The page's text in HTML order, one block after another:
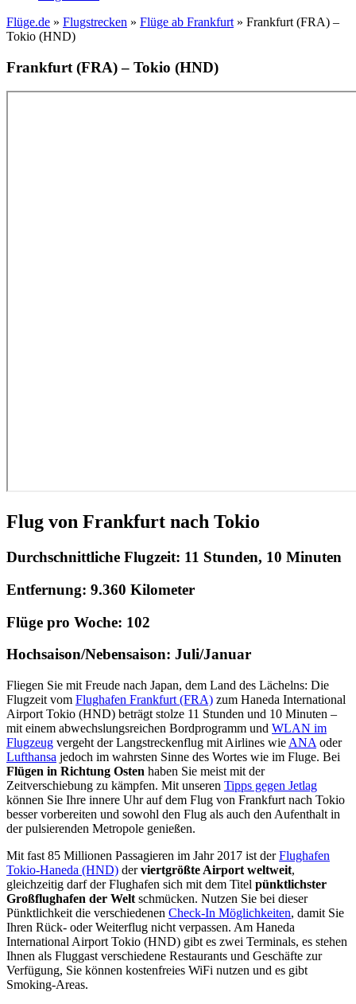
Flüge.de » Flugstrecken » Flüge ab Frankfurt » Frankfurt (FRA) –
Tokio (HND)
Frankfurt (FRA) – Tokio (HND)
Flug von Frankfurt nach Tokio
Durchschnittliche Flugzeit: 11 Stunden, 10 Minuten
Entfernung: 9.360 Kilometer
Flüge pro Woche: 102
Hochsaison/Nebensaison: Juli/Januar
Fliegen Sie mit Freude nach Japan, dem Land des Lächelns: Die
Flugzeit vom Flughafen Frankfurt (FRA) zum Haneda International
Airport Tokio (HND) beträgt stolze 11 Stunden und 10 Minuten –
mit einem abwechslungsreichen Bordprogramm und WLAN im
Flugzeug vergeht der Langstreckenflug mit Airlines wie ANA oder
Lufthansa jedoch im wahrsten Sinne des Wortes wie im Fluge. Bei
Flügen in Richtung Osten haben Sie meist mit der
Zeitverschiebung zu kämpfen. Mit unseren Tipps gegen Jetlag
können Sie Ihre innere Uhr auf dem Flug von Frankfurt nach Tokio
besser vorbereiten und sowohl den Flug als auch den Aufenthalt in
der pulsierenden Metropole genießen.
Mit fast 85 Millionen Passagieren im Jahr 2017 ist derFlughafen
Tokio-Haneda (HND) derviertgrößte Airport weltweit,
gleichzeitig darf der Flughafen sich mit dem Titel pünktlichster
Großflughafen der Welt schmücken. Nutzen Sie bei dieser
Pünktlichkeit die verschiedenen Check-In Möglichkeiten, damit Sie
Ihren Rück- oder Weiterflug nicht verpassen. Am Haneda
International Airport Tokio (HND) gibt es zwei Terminals, es stehen
Ihnen als Fluggast verschiedene Restaurants und Geschäfte zur
Verfügung, Sie können kostenfreies WiFi nutzen und es gibt
Smoking-Areas.